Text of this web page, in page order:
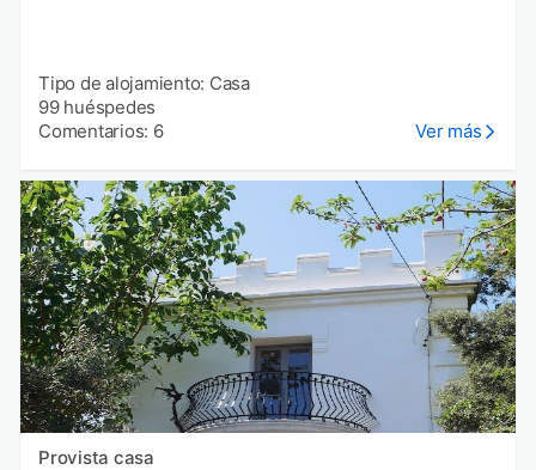
Tipo de alojamiento: Casa
99 huéspedes
Comentarios: 6
Ver más
Provista casa